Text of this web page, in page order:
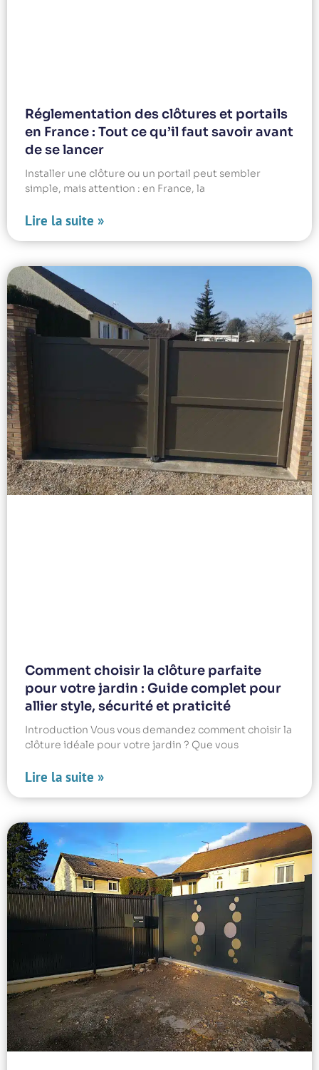
Réglementation des clôtures et portails
en France : Tout ce qu’il faut savoir avant
de se lancer
Installer une clôture ou un portail peut sembler
simple, mais attention : en France, la
Lire la suite »
Comment choisir la clôture parfaite
pour votre jardin : Guide complet pour
allier style, sécurité et praticité
Introduction Vous vous demandez comment choisir la
clôture idéale pour votre jardin ? Que vous
Lire la suite »